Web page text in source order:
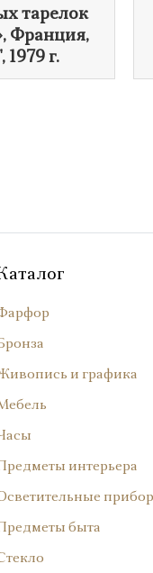
тарелок
Франция,
1979 г.
и графика
интерьера
быта